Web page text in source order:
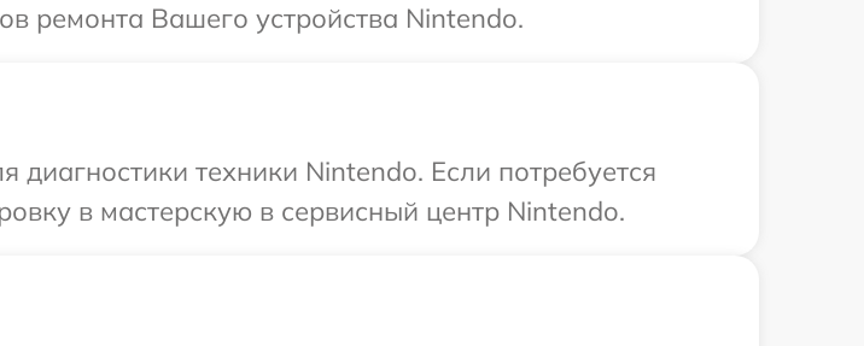
ремонта Вашего устройства Nintendo.
техники Nintendo. Если потребуется
в мастерскую в сервисный центр Nintendo.